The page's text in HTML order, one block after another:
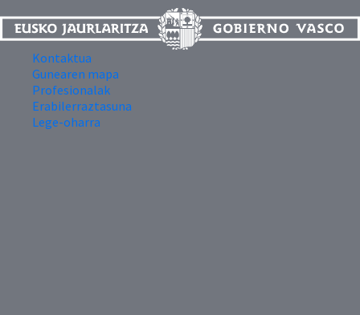
Kontaktua
Gunearen mapa
Profesionalak
Erabilerraztasuna
Lege-oharra